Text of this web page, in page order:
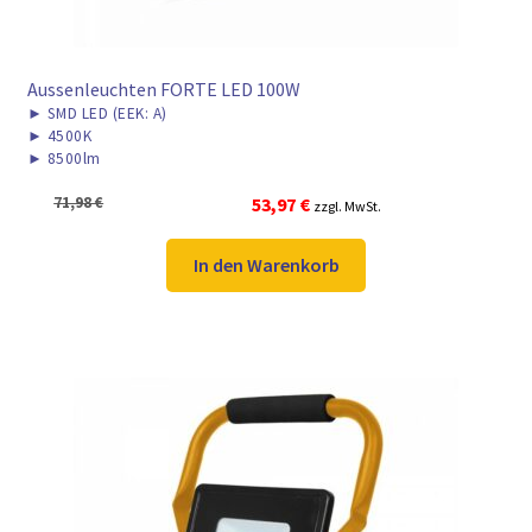
Aussenleuchten FORTE LED 100W
► SMD LED (EEK: A)
► 4500K
► 8500lm
71,98€
Ursprünglicher
Preis
war:
71,98 €
53,97 €Aktueller
Preis
ist:
53,97 €.
zzgl. MwSt.
In den Warenkorb